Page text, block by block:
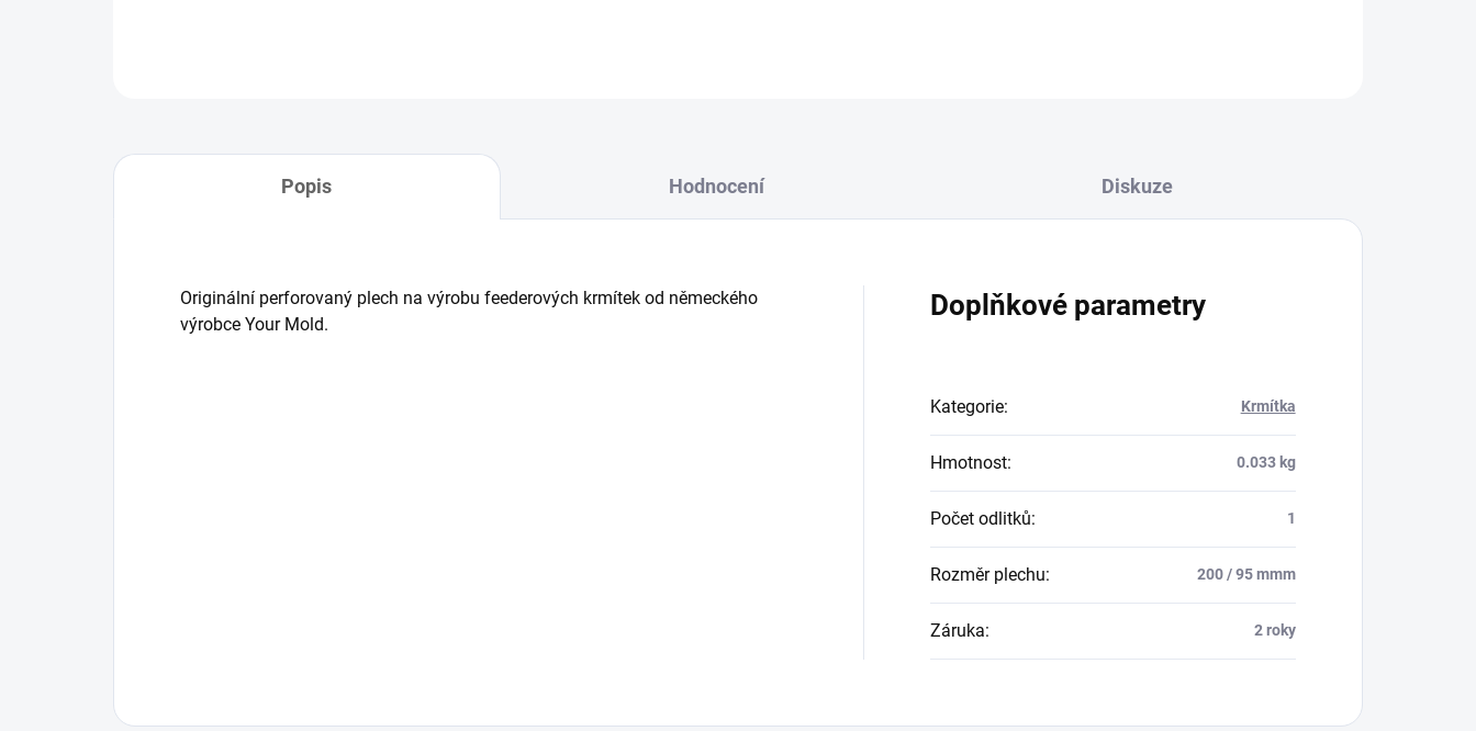
Popis Hodnocení Diskuze
Originální perforovaný plech na výrobu feederových krmítek od německého
výrobce Your Mold.
Doplňkové parametry
Kategorie: Krmítka
Hmotnost: 0.033 kg
Počet odlitků: 1
Rozměr plechu: 200 / 95 mmm
Záruka: 2 roky